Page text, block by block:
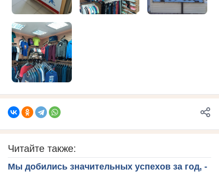
Читайте также:
Мы добились значительных успехов за год, -